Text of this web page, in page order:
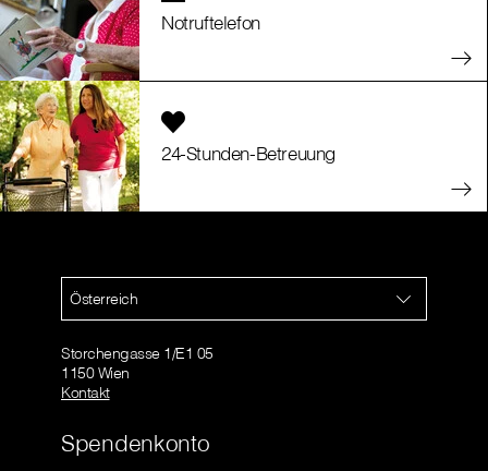
Notruftelefon
24-Stunden-Betreuung
Österreich
Storchengasse 1/E1 05
1150 Wien
Kontakt
Spendenkonto